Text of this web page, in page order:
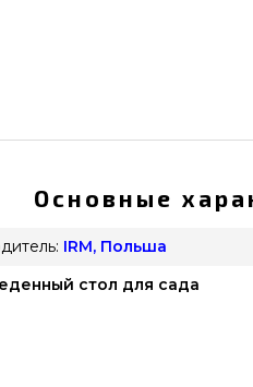
Основные
IRM, Польша
cтол для сада